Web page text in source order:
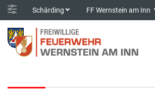
Schärding FF Wernstein am Inn